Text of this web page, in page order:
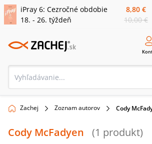
iPray 6: Cezročné obdobie
18. - 26. týždeň
8,80 €
10,00 €
Zachej Zoznam autorov Cody
Cody McFadyen (1 produkt)